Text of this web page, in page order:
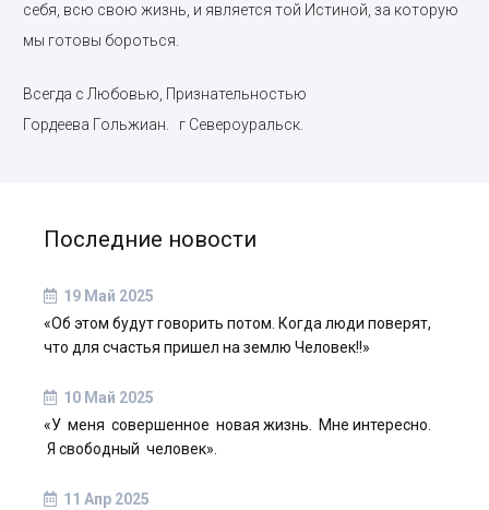
себя, всю свою жизнь, и является той Истиной, за которую
мы готовы бороться.
Всегда с Любовью, Признательностью
Гордеева Гольжиан. г Североуральск.
Последние новости
19 Май 2025
«Об этом будут говорить потом. Когда люди поверят,
что для счастья пришел на землю Человек!!»
10 Май 2025
«У меня совершенное новая жизнь. Мне интересно.
Я свободный человек».
11 Апр 2025